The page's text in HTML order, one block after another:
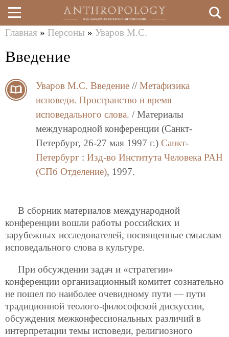
Перейти
к
содержанию
здесь
Главная » Персоны » Уваров М.С.
Введение
Уваров М.С. Введение // Метафизика
исповеди. Пространство и время
исповедального слова. / Материалы
международной конференции (Санкт-
Петербург, 26-27 мая 1997 г.) Санкт-
Петербург : Изд-во Института Человека РАН
(СПб Отделение), 1997.
В сборник материалов международной
конференции вошли работы российских и
зарубежных исследователей, посвященные смыслам
исповедального слова в культуре.
При обсуждении задач и «стратегии»
конференции организационный комитет сознательно
не пошел по наиболее очевидному пути — пути
традиционной теолого-философской дискуссии,
обсуждения межконфессиональных различий в
интерпретации темы исповеди, религиозного